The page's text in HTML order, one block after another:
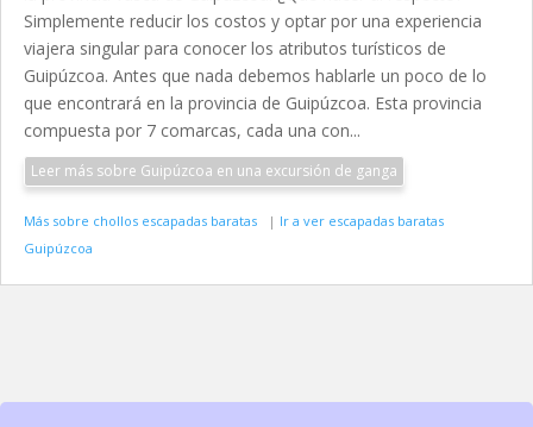
Simplemente reducir los costos y optar por una experiencia
viajera singular para conocer los atributos turísticos de
Guipúzcoa. Antes que nada debemos hablarle un poco de lo
que encontrará en la provincia de Guipúzcoa. Esta provincia
compuesta por 7 comarcas, cada una con...
Leer más sobre Guipúzcoa en una excursión de ganga
Más sobre chollos escapadas baratas | Ir a ver escapadas baratas
Guipúzcoa